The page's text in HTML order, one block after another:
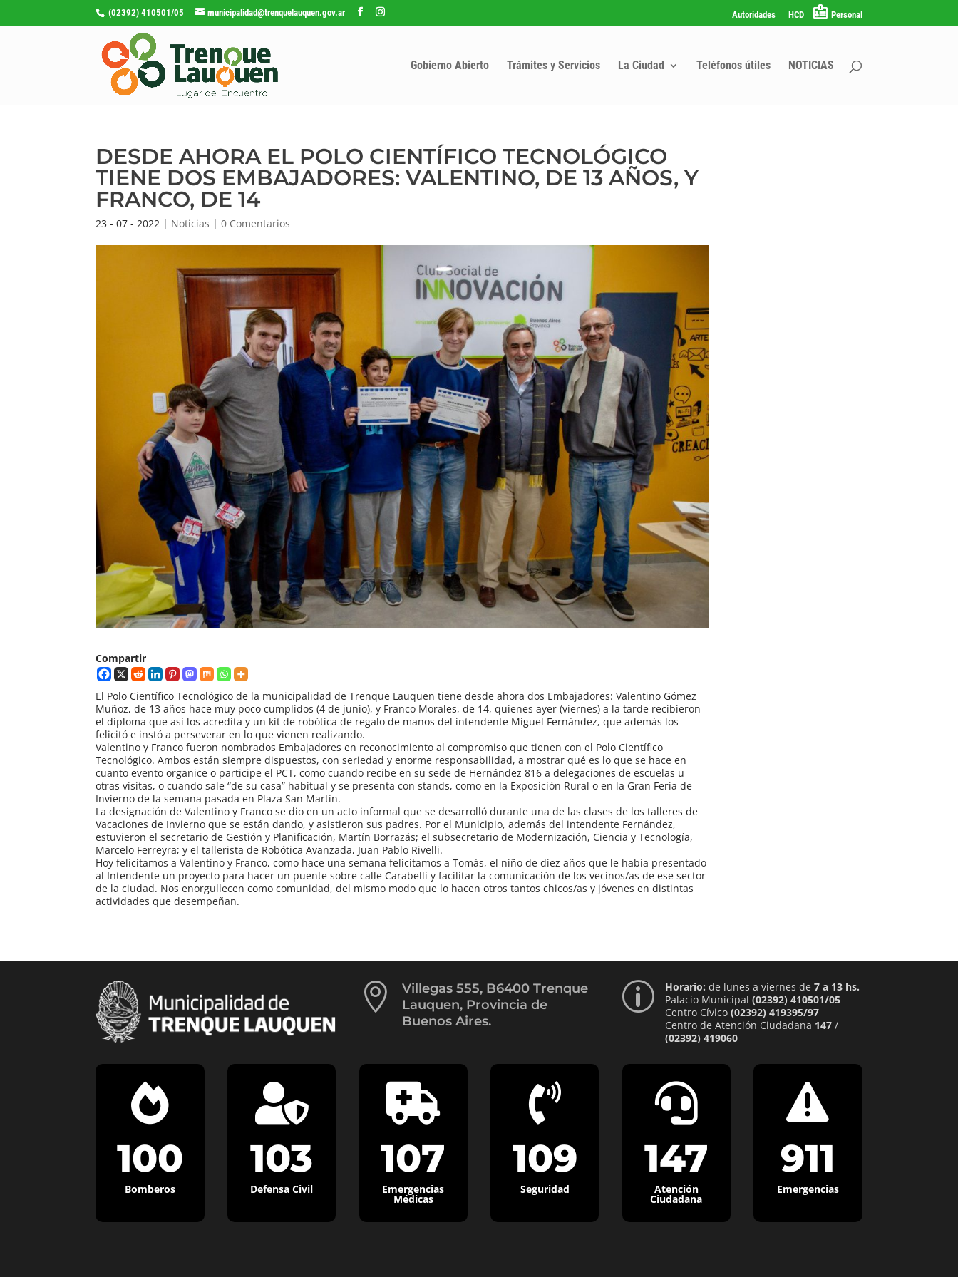
(02392) 410501/05 municipalidad@trenquelauquen.gov.ar Autoridades HCD Personal
Gobierno Abierto Trámites y Servicios La Ciudad Teléfonos útiles NOTICIAS
DESDE AHORA EL POLO CIENTÍFICO TECNOLÓGICO
TIENE DOS EMBAJADORES: VALENTINO, DE 13 AÑOS, Y
FRANCO, DE 14
23 - 07 - 2022 | Noticias |0 Comentarios
Compartir
El Polo Científico Tecnológico de la municipalidad de Trenque Lauquen tiene desde ahora dos Embajadores: Valentino Gómez
Muñoz, de 13 años hace muy poco cumplidos (4 de junio), y Franco Morales, de 14, quienes ayer (viernes) a la tarde recibieron
el diploma que así los acredita y un kit de robótica de regalo de manos del intendente Miguel Fernández, que además los
felicitó e instó a perseverar en lo que vienen realizando.
Valentino y Franco fueron nombrados Embajadores en reconocimiento al compromiso que tienen con el Polo Científico
Tecnológico. Ambos están siempre dispuestos, con seriedad y enorme responsabilidad, a mostrar qué es lo que se hace en
cuanto evento organice o participe el PCT, como cuando recibe en su sede de Hernández 816 a delegaciones de escuelas u
otras visitas, o cuando sale “de su casa” habitual y se presenta con stands, como en la Exposición Rural o en la Gran Feria de
Invierno de la semana pasada en Plaza San Martín.
La designación de Valentino y Franco se dio en un acto informal que se desarrolló durante una de las clases de los talleres de
Vacaciones de Invierno que se están dando, y asistieron sus padres. Por el Municipio, además del intendente Fernández,
estuvieron el secretario de Gestión y Planificación, Martín Borrazás; el subsecretario de Modernización, Ciencia y Tecnología,
Marcelo Ferreyra; y el tallerista de Robótica Avanzada, Juan Pablo Rivelli.
Hoy felicitamos a Valentino y Franco, como hace una semana felicitamos a Tomás, el niño de diez años que le había presentado
al Intendente un proyecto para hacer un puente sobre calle Carabelli y facilitar la comunicación de los vecinos/as de ese sector
de la ciudad. Nos enorgullecen como comunidad, del mismo modo que lo hacen otros tantos chicos/as y jóvenes en distintas
actividades que desempeñan.

Villegas 555, B6400 Trenque
Lauquen, Provincia de
Buenos Aires.
p Horario: de lunes a viernes de 7 a 13 hs.
Palacio Municipal (02392) 410501/05
Centro Cívico (02392) 419395/97
Centro de Atención Ciudadana 147/
(02392) 419060

100
Bomberos

103
Defensa Civil

107
Emergencias
Médicas

109
Seguridad

147
Atención
Ciudadana

911
Emergencias